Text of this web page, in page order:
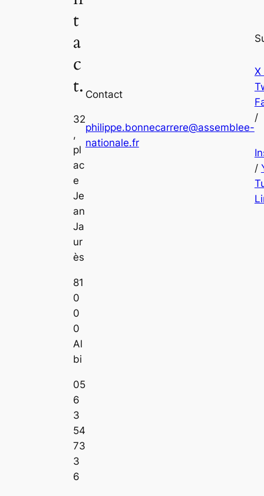
t
a
c
t.
32
,
pl
ac
e
Je
an
Ja
ur
ès
81
0
0
0
Al
bi
05
6
3
54
73
3
6
Contact
philippe.bonnecarrere@assemblee-
nationale.fr
X
/
/